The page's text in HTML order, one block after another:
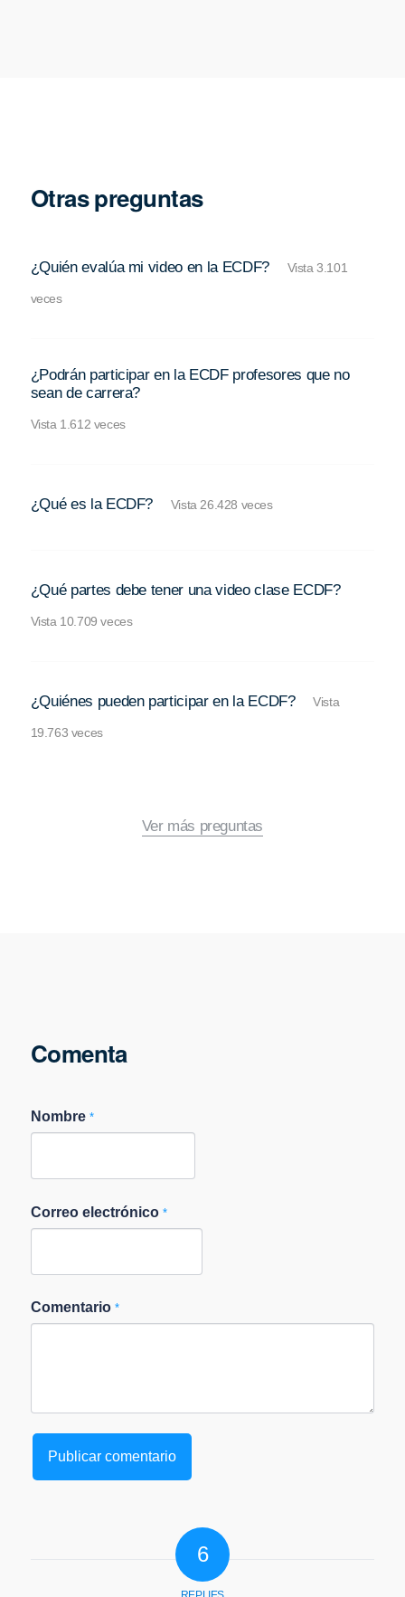
Otras preguntas
¿Quién evalúa mi video en la ECDF? Vista 3.101
veces
¿Podrán participar en la ECDF profesores que no
sean de carrera?
Vista 1.612 veces
¿Qué es la ECDF? Vista 26.428 veces
¿Qué partes debe tener una video clase ECDF?
Vista 10.709 veces
¿Quiénes pueden participar en la ECDF? Vista
19.763 veces
Ver más preguntas
Comenta
Nombre *
Correo electrónico *
Comentario *
6